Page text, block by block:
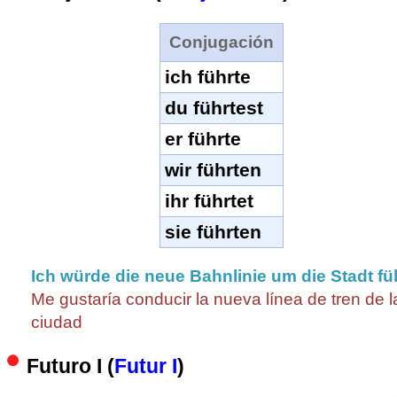
Conjugación
ich führte
du führtest
er führte
wir führten
ihr führtet
sie führten
Ich würde die neue Bahnlinie um die Stadt
Me gustaría conducir la nueva línea de tren de
ciudad
Futuro I (Futur I)